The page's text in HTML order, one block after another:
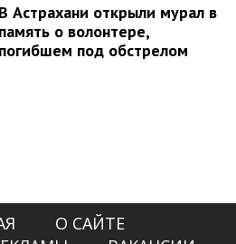
В Астрахани открыли мурал в
память о волонтере,
погибшем под обстрелом
О САЙТЕ